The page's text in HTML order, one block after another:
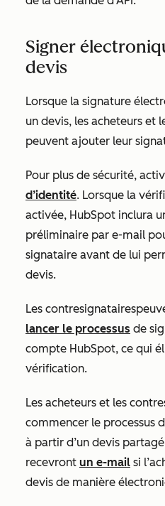
Signer
devis
Lorsque la signature
un devis, les acheteurs et
peuvent ajouter leur
Pour plus de sécurité,
d’identité. Lorsque la
activée, HubSpot inclura
préliminaire par e-mail
signataire avant de lui
devis.
Les contresignataires
lancer le processus de
compte HubSpot, ce qui
vérification.
Les acheteurs et les
commencer le processus
à partir d’un devis
recevront un e-mail si
devis de manière